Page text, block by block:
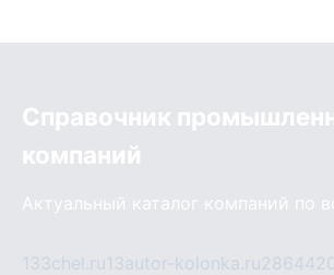
Справочник
компаний
Актуальный каталог компаний по
133chel.ru13autor-kolonka.ru